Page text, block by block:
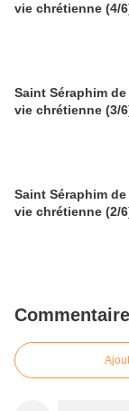
vie chrétienne (4/
Saint Séraphim
vie chrétienne (3/
Saint Séraphim
vie chrétienne (2/